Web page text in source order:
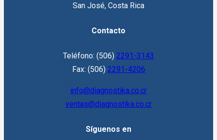
San José, Costa Rica
Contacto
Teléfono: (506) 2291-3143
Fax: (506) 2291-4206
info@diagnostika.co.cr
ventas@diagnostika.co.cr
Síguenos en